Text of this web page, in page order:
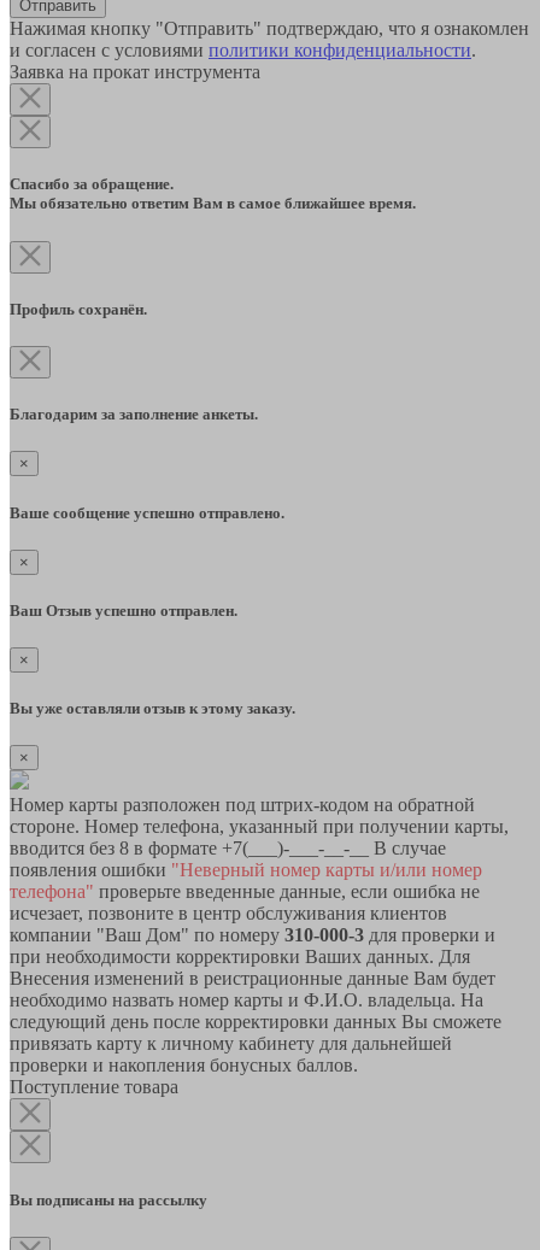
Отправить
Нажимая кнопку "Отправить" подтверждаю, что я ознакомлен
и согласен с условиями политики конфиденциальности.
Заявка на прокат инструмента
Спасибо за обращение.
Мы обязательно ответим Вам в самое ближайшее время.
Профиль сохранён.
Благодарим за заполнение анкеты.
×
Ваше сообщение успешно отправлено.
×
Ваш Отзыв успешно отправлен.
×
Вы уже оставляли отзыв к этому заказу.
×
Номер карты разположен под штрих-кодом на обратной
стороне. Номер телефона, указанный при получении карты,
вводится без 8 в формате +7(___)-___-__-__ В случае
появления ошибки "Неверный номер карты и/или номер
телефона" проверьте введенные данные, если ошибка не
исчезает, позвоните в центр обслуживания клиентов
компании "Ваш Дом" по номеру 310-000-3 для проверки и
при необходимости корректировки Ваших данных. Для
Внесения изменений в реистрационные данные Вам будет
необходимо назвать номер карты и Ф.И.О. владельца. На
следующий день после корректировки данных Вы сможете
привязать карту к личному кабинету для дальнейшей
проверки и накопления бонусных баллов.
Поступление товара
Вы подписаны на рассылку